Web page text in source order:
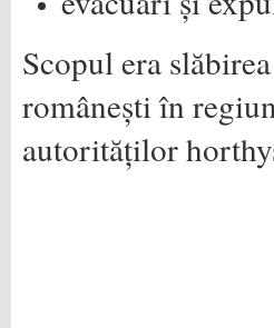
Scopul era
românești în
autorităților